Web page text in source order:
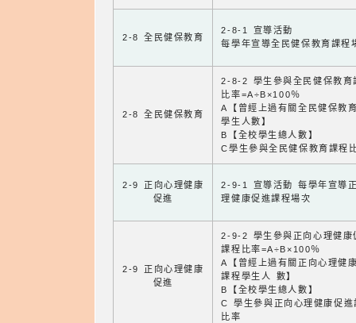
2-8 全民健保教育
2-8-1 宣導活動
每學年宣導全民健保教育課程
2-8 全民健保教育
2-8-2 學生參與全民健保教育
比率=A÷B×100％
A【曾經上過有關全民健保教
學生人數】
B【全校學生總人數】
C學生參與全民健保教育課程
2-9 正向心理健康
促進
2-9-1 宣導活動 每學年宣導
理健康促進課程場次
2-9 正向心理健康
促進
2-9-2 學生參與正向心理健康
課程比率=A÷B×100％
A【曾經上過有關正向心理健
課程學生人 數】
B【全校學生總人數】
C 學生參與正向心理健康促進
比率